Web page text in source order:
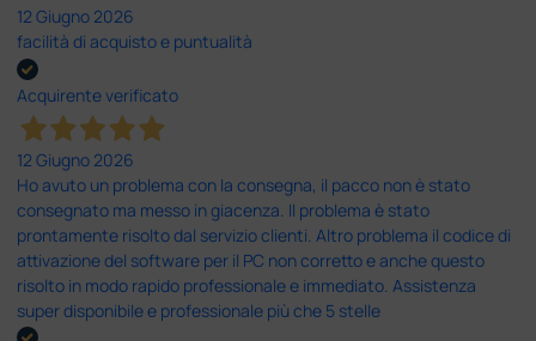
12 Giugno 2026
facilità di acquisto e puntualità
Acquirente verificato
12 Giugno 2026
Ho avuto un problema con la consegna, il pacco non è stato
consegnato ma messo in giacenza. Il problema è stato
prontamente risolto dal servizio clienti. Altro problema il codice di
attivazione del software per il PC non corretto e anche questo
risolto in modo rapido professionale e immediato. Assistenza
super disponibile e professionale più che 5 stelle